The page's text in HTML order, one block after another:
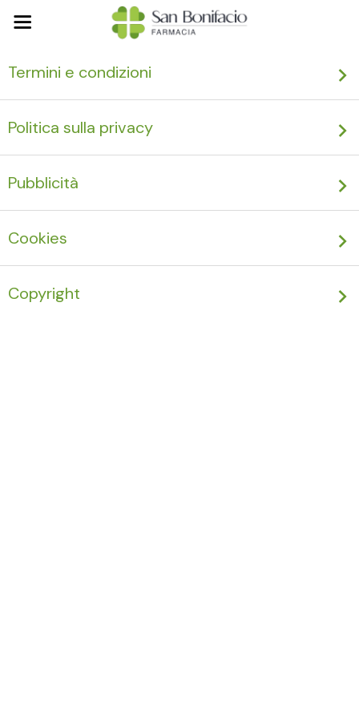
Termini e condizioni
Politica sulla privacy
Pubblicità
Cookies
Copyright